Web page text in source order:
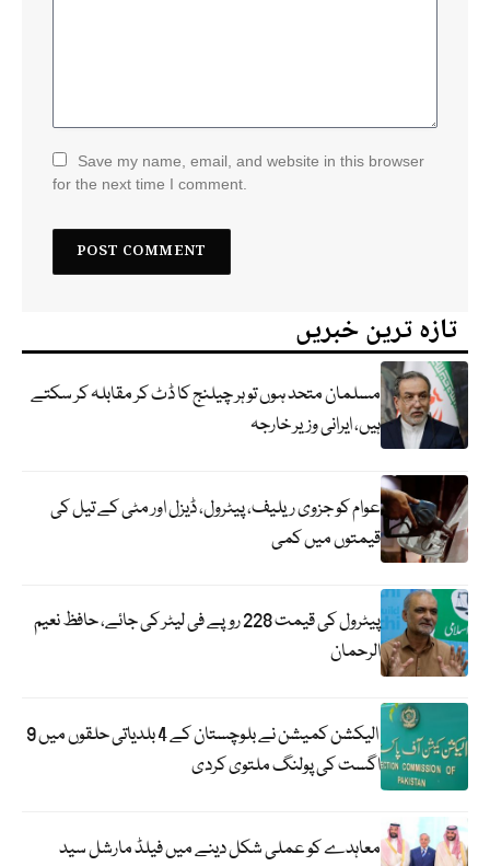
Save my name, email, and website in this browser
for the next time I comment.
تازہ ترین خبریں
مسلمان متحد ہوں تو ہر چیلنج کا ڈٹ کر مقابلہ کر سکتے
ہیں، ایرانی وزیر خارجہ
عوام کو جزوی ریلیف، پیٹرول، ڈیزل اور مٹی کے تیل کی
قیمتوں میں کمی
پیٹرول کی قیمت 228 روپے فی لیٹر کی جائے، حافظ نعیم
الرحمان
الیکشن کمیشن نے بلوچستان کے 4 بلدیاتی حلقوں میں 9
اگست کی پولنگ ملتوی کردی
معاہدے کو عملی شکل دینے میں فیلڈ مارشل سید